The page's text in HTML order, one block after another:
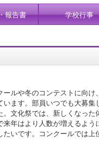
報告書 学校行事
ルや冬のコンテストに向
ます。部員いつでも大募集
文化祭では、新しくなっ
年はより人数が増えるよ
いです。コンクールでは